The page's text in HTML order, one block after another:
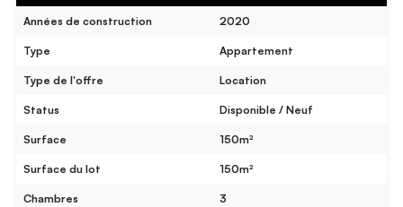
Années de construction 2020
Type Appartement
Type de l'offre Location
Status Disponible / Neuf
Surface 150m²
Surface du lot 150m²
Chambres 3